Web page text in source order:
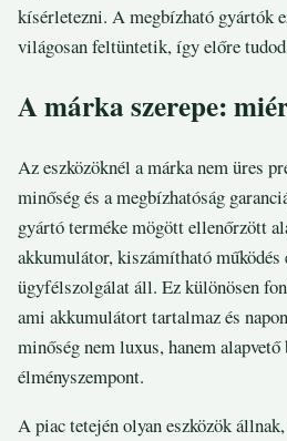
kísérletezni. A megbízható gyártók
világosan feltüntetik, így előre
A márka szerepe:
Az eszközöknél a márka nem üres
minőség és a megbízhatóság
gyártó terméke mögött ellenőrzött
akkumulátor, kiszámítható működés
ügyfélszolgálat áll. Ez különösen
ami akkumulátort tartalmaz és
minőség nem luxus, hanem alapvető
élményszempont.
A piac tetején olyan eszközök